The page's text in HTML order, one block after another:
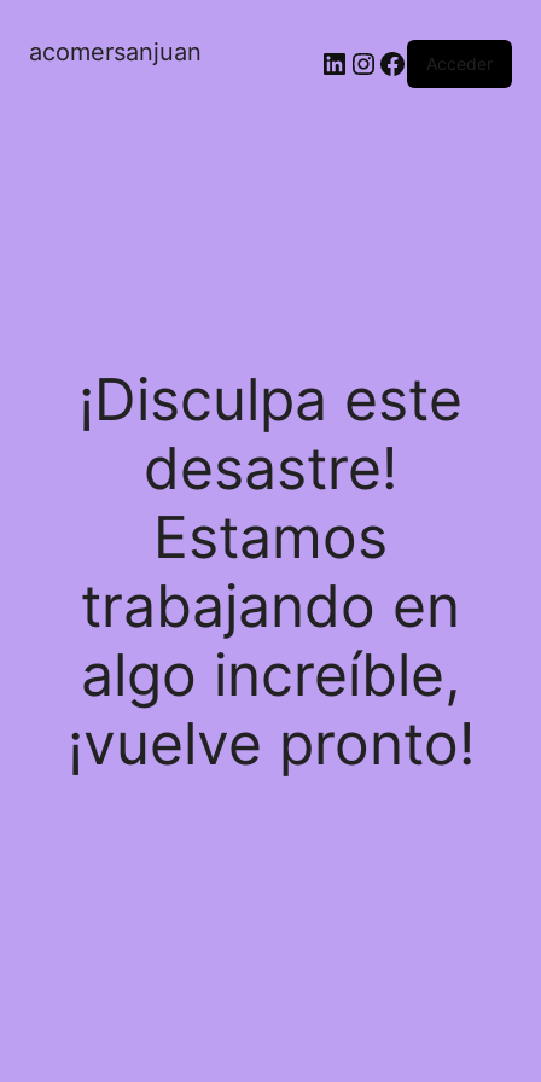
acomersanjuan LinkedIn
Instagram
Facebook
Acceder
¡Disculpa este
desastre!
Estamos
trabajando en
algo increíble,
¡vuelve pronto!